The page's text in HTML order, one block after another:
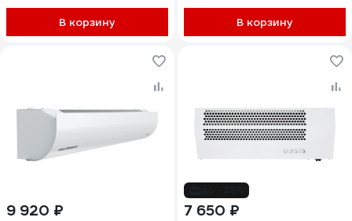
В корзину В корзину
9 920 ₽ 7 650 ₽